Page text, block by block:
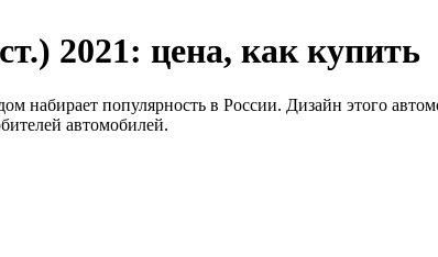
2021: цена, как купить
популярность в России. Дизайн этого
автомобилей.